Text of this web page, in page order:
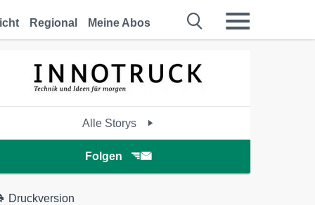
Regional Meine Abos
Alle Storys
Folgen
Druckversion